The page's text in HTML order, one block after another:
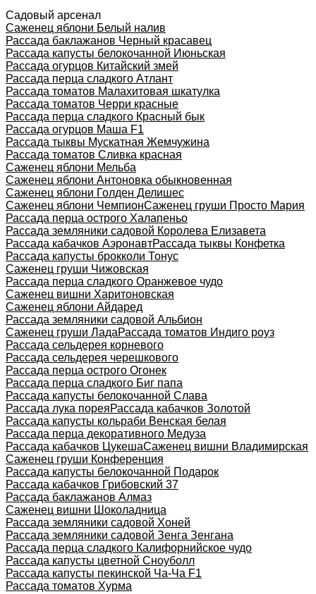
Садовый арсенал
Саженец яблони Белый налив
Рассада баклажанов Черный красавец
Рассада капусты белокочанной Июньская
Рассада огурцов Китайский змей
Рассада перца сладкого Атлант
Рассада томатов Малахитовая шкатулка
Рассада томатов Черри красные
Рассада перца сладкого Красный бык
Рассада огурцов Маша F1
Рассада тыквы Мускатная Жемчужина
Рассада томатов Сливка красная
Саженец яблони Мельба
Саженец яблони Антоновка обыкновенная
Саженец яблони Голден Делишес
Саженец яблони ЧемпионСаженец груши Просто Мария
Рассада перца острого Халапеньо
Рассада земляники садовой Королева Елизавета
Рассада кабачков АэронавтРассада тыквы Конфетка
Рассада капусты брокколи Тонус
Саженец груши Чижовская
Рассада перца сладкого Оранжевое чудо
Саженец вишни Харитоновская
Саженец яблони Айдаред
Рассада земляники садовой Альбион
Саженец груши ЛадаРассада томатов Индиго роуз
Рассада сельдерея корневого
Рассада сельдерея черешкового
Рассада перца острого Огонек
Рассада перца сладкого Биг папа
Рассада капусты белокочанной Слава
Рассада лука пореяРассада кабачков Золотой
Рассада капусты кольраби Венская белая
Рассада перца декоративного Медуза
Рассада кабачков ЦукешаСаженец вишни Владимирская
Саженец груши Конференция
Рассада капусты белокочанной Подарок
Рассада кабачков Грибовский 37
Рассада баклажанов Алмаз
Саженец вишни Шоколадница
Рассада земляники садовой Хоней
Рассада земляники садовой Зенга Зенгана
Рассада перца сладкого Калифорнийское чудо
Рассада капусты цветной Сноуболл
Рассада капусты пекинской Ча-Ча F1
Рассада томатов Хурма